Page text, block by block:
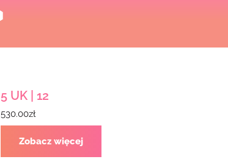
5 UK | 12
530.00zł
Zobacz więcej